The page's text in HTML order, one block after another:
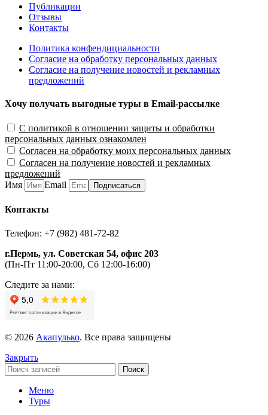
Публикации
Отзывы
Контакты
Политика конфендициальности
Согласие на обработку персональных данных
Согласие на получение новостей и рекламных
предложений
Хочу получать выгодные туры в Email-рассылке
С политикой в отношении защиты и обработки
персональных данных ознакомлен
Согласен на обработку моих персональных данных
Согласен на получение новостей и рекламных
предложений
Имя
Email Подписаться
Контакты
Телефон: +7 (982) 481-72-82
г.Пермь, ул. Советская 54, офис 203
(Пн-Пт 11:00-20:00, Сб 12:00-16:00)
Следите за нами:
© 2026 Акапулько. Все права защищены
Закрыть
Поиск
Меню
Туры